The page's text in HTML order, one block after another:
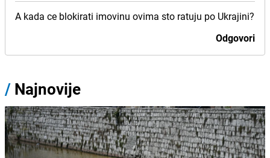
A kada ce blokirati imovinu ovima sto ratuju po Ukrajini?
Odgovori
/ Najnovije